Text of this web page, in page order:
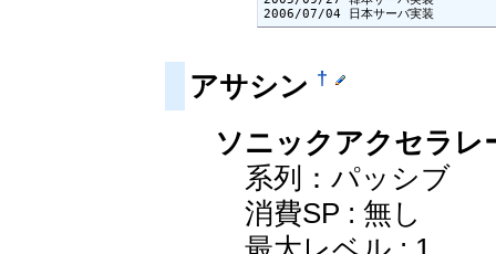
2006/07/04 日本サーバ実装
アサシン †
ソニックアクセラ
系列：パッシブ
消費SP : 無し